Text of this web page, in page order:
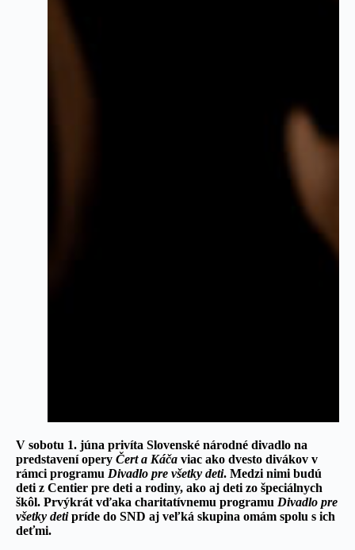
V sobotu 1. júna privíta Slovenské národné divadlo na
predstavení opery Čert a Káča viac ako dvesto divákov v
rámci programu Divadlo pre všetky deti. Medzi nimi budú
deti z Centier pre deti a rodiny, ako aj deti zo špeciálnych
škôl. Prvýkrát vďaka charitatívnemu programu Divadlo pre
všetky detipríde do SND aj veľká skupina omám spolu s ich
deťmi.